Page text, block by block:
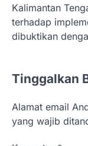
Kalimantan
terhadap
dibuktikan
Tinggalkan
Alamat email
yang wajib